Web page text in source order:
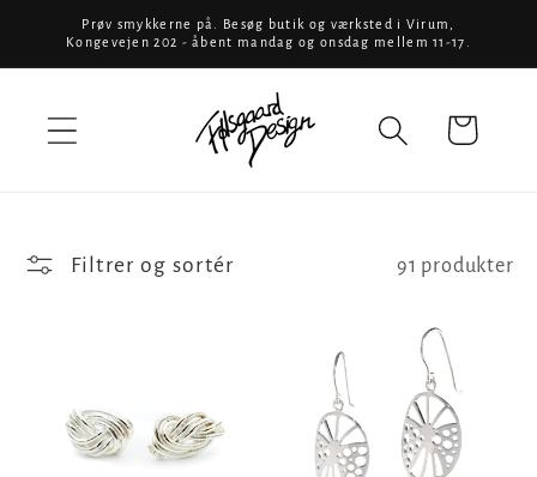
Gå til
indhold
Prøv smykkerne på. Besøg butik og værksted i Virum,
Kongevejen 202 - åbent mandag og onsdag mellem 11-17.
Indkøbskurv
Filtrer og sortér 91 produkter